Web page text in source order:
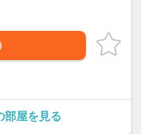
部屋を見る